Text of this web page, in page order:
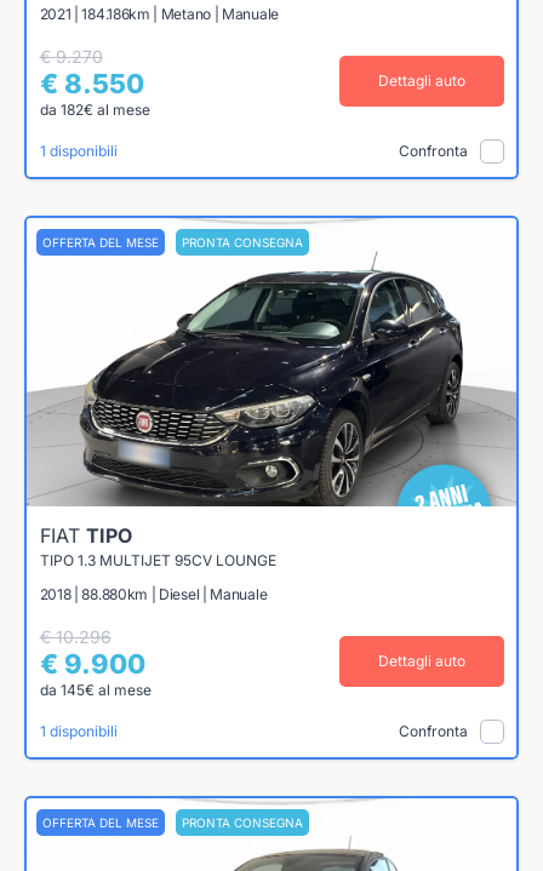
2021 | 184.186km | Metano | Manuale
€ 9.270
€ 8.550
da 182€ al mese
Dettagli auto
1 disponibili Confronta
OFFERTA DEL MESE PRONTA CONSEGNA
FIAT TIPO
TIPO 1.3 MULTIJET 95CV LOUNGE
2018 | 88.880km | Diesel | Manuale
€ 10.296
€ 9.900
da 145€ al mese
Dettagli auto
1 disponibili Confronta
OFFERTA DEL MESE PRONTA CONSEGNA